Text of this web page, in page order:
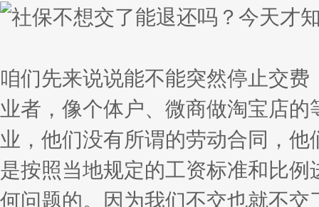
咱们先来说说能不能突然停止交
业者，像个体户、微商做淘宝店
业，他们没有所谓的劳动合同，
是按照当地规定的工资标准和比
何问题的。因为我们不交也就不